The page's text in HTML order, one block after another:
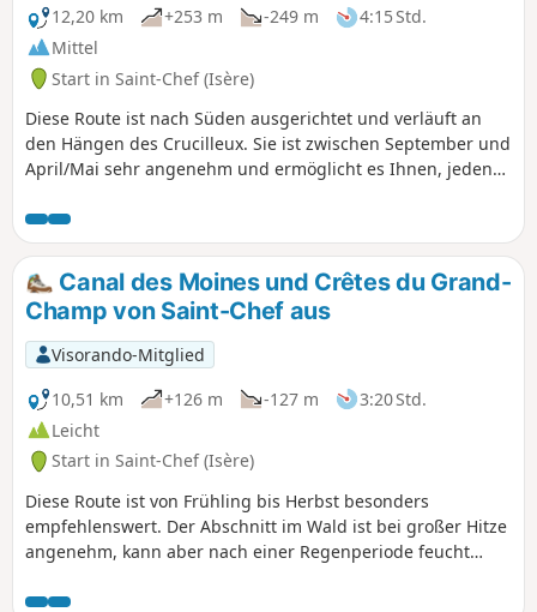
12,20 km
+253 m -249 m
4:15 Std.
Mittel
Start in Saint-Chef (Isère)
Diese Route ist nach Süden ausgerichtet und verläuft an
den Hängen des Crucilleux. Sie ist zwischen September und
April/Mai sehr angenehm und ermöglicht es Ihnen, jeden
sollte sie vermieden werden. Sie ermöglicht es Ihnen,
abwechslungsreiche Landschaften zu entdecken und die
Weinberge der Balmes Dauphinoises an den Hängen von
Crucilleux und Choulin zu durchqueren. Bei der
Durchquerung der Weiler Crucilleux und Arcisse kann man
schöne Lehmhäuser sowie das kleine lokale Kulturerbe
(Kalvarienberge, Waschhäuser, Brunnen, Palisaden)
bewundern. Der Weg über die Kämme des Mont de
Crucilleux bietet einen Panoramablick auf die Bergmassive
vom Bugey im Norden bis zum Vercors im Süden, vorbei am
Mont-Blanc, der Vanoise, Belledonne und der
Chartreuse.Diese Route verläuft zur Hälfte auf Wegen und
zur Hälfte auf kleinen Landstraßen, die meist wenig
begehen sind.
Canal des Moines und Crêtes du Grand-
Champ von Saint-Chef aus
Visorando-Mitglied
10,51 km
+126 m -127 m
3:20 Std.
Leicht
Start in Saint-Chef (Isère)
Diese Route ist von Frühling bis Herbst besonders
empfehlenswert. Der Abschnitt im Wald ist bei großer Hitze
angenehm, kann aber nach einer Regenperiode feucht
Überbleibsel mittelalterlicher Bauwerke. Im oberen Teil